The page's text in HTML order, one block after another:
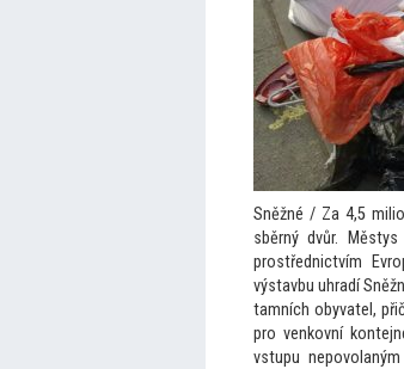
Sněžné / Za 4,5
sběrný dvůr.
prostřednictvím
výstavbu uhradí
tamních obyvatel,
pro venkovní
vstupu